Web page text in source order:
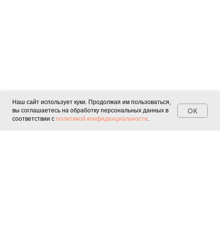
Наш сайт использует куки. Продолжая им пользоваться,
вы соглашаетесь на обработку персональных данных в
соответствии с политикой конфиденциальности.
OK